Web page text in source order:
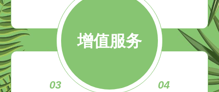
增值服务
03
04